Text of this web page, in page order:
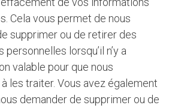
Cela vous permet de nous
supprimer ou de retirer des
personnelles lorsqu’il n’y a
valable pour que nous
les traiter. Vous avez également
demander de supprimer ou de